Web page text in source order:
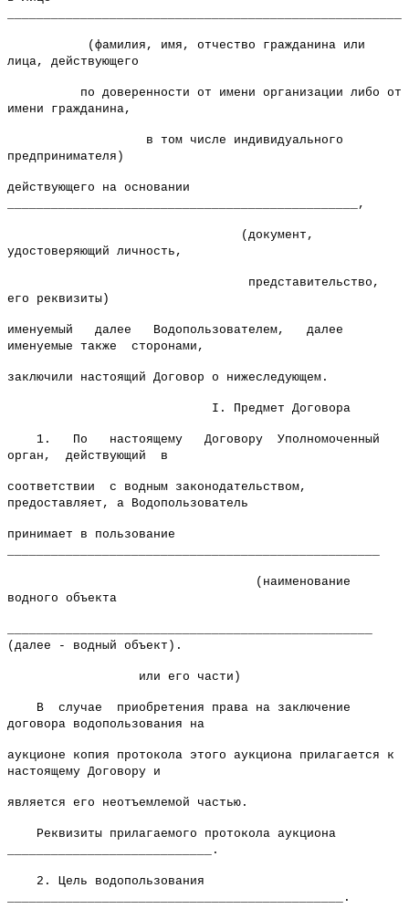
(фамилия, имя, отчество гражданина или
лица, действующего
по доверенности от имени организации либо от
имени гражданина,
в том числе индивидуального
предпринимателя)
действующего на основании
________________________________________________,
(документ,
удостоверяющий личность,
представительство,
его реквизиты)
именуемый далее Водопользователем, далее
именуемые также сторонами,
заключили настоящий Договор о нижеследующем.
I. Предмет Договора
1. По настоящему Договору Уполномоченный
орган, действующий в
соответствии с водным законодательством,
предоставляет, а Водопользователь
принимает в пользование
(наименование
водного объекта
(далее - водный объект).
или его части)
В случае приобретения права на заключение
договора водопользования на
аукционе копия протокола этого аукциона прилагается к
настоящему Договору и
является его неотъемлемой частью.
Реквизиты прилагаемого протокола аукциона
____________________________.
2. Цель водопользования
______________________________________________.